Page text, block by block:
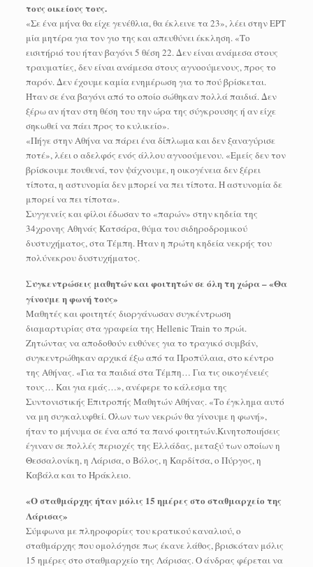
τους οικείους τους.
«Σε ένα μήνα θα είχε γενέθλια, θα έκλεινε τα 23», λέει στην ΕΡΤ
μία μητέρα για τον γιο της και απευθύνει έκκληση. «Το
εισιτήριό του ήταν βαγόνι 5 θέση 22. Δεν είναι ανάμεσα στους
τραυματίες, δεν είναι ανάμεσα στους αγνοούμενους, προς το
παρόν. Δεν έχουμε καμία ενημέρωση για το πού βρίσκεται.
Ήταν σε ένα βαγόνι από το οποίο σώθηκαν πολλά παιδιά. Δεν
ξέρω αν ήταν στη θέση του την ώρα της σύγκρουσης ή αν είχε
σηκωθεί να πάει προς το κυλικείο».
«Πήγε στην Αθήνα να πάρει ένα δίπλωμα και δεν ξαναγύρισε
ποτέ», λέει ο αδελφός ενός άλλου αγνοούμενου. «Εμείς δεν τον
βρίσκουμε πουθενά, τον ψάχνουμε, η οικογένεια δεν ξέρει
τίποτα, η αστυνομία δεν μπορεί να πει τίποτα. Η αστυνομία δε
μπορεί να πει τίποτα».
Συγγενείς και φίλοι έδωσαν το «παρών» στην κηδεία της
34χρονης Αθηνάς Κατσάρα, θύμα του σιδηροδρομικού
δυστυχήματος, στα Τέμπη. Ήταν η πρώτη κηδεία νεκρής του
πολύνεκρου δυστυχήματος.
Συγκεντρώσεις μαθητών και φοιτητών σε όλη τη χώρα – «Θα
γίνουμε η φωνή τους»
Μαθητές και φοιτητές διοργάνωσαν συγκέντρωση
διαμαρτυρίας στα γραφεία της Hellenic Train το πρώι.
Ζητώντας να αποδοθούν ευθύνες για το τραγικό συμβάν,
συγκεντρώθηκαν αρχικά έξω από τα Προπύλαια, στο κέντρο
της Αθήνας. «Για τα παιδιά στα Τέμπη… Για τις οικογένειές
τους… Και για εμάς…», ανέφερε το κάλεσμα της
Συντονιστικής Επιτροπής Μαθητών Αθήνας. «Το έγκλημα αυτό
να μη συγκαλυφθεί. Όλων των νεκρών θα γίνουμε η φωνή»,
ήταν το μήνυμα σε ένα από τα πανό φοιτητών.Κινητοποιήσεις
έγιναν σε πολλές περιοχές της Ελλάδας, μεταξύ των οποίων η
Θεσσαλονίκη, η Λάρισα, ο Βόλος, η Καρδίτσα, ο Πύργος, η
Καβάλα και το Ηράκλειο.
«Ο σταθμάρχης ήταν μόλις 15 ημέρες στο σταθμαρχείο της
Λάρισας»
Σύμφωνα με πληροφορίες του κρατικού καναλιού, ο
σταθμάρχης που ομολόγησε πως έκανε λάθος, βρισκόταν μόλις
15 ημέρες στο σταθμαρχείο της Λάρισας. Ο άνδρας φέρεται να